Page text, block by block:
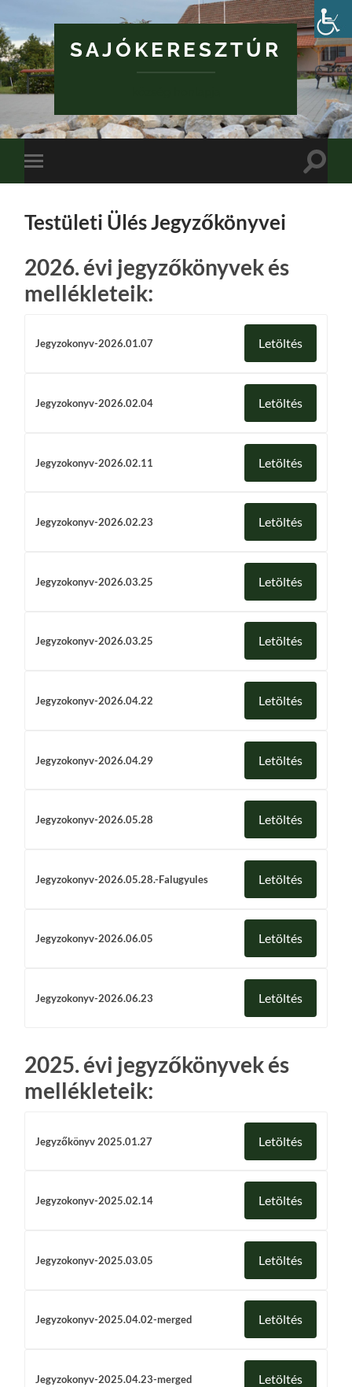
SAJÓKERESZTÚR
Toggle
mobile
Toggle
Testületi Ülés Jegyzőkönyvei
2026. évi jegyzőkönyvek és
mellékleteik:
Jegyzokonyv-2026.01.07 Letöltés
Jegyzokonyv-2026.02.04 Letöltés
Jegyzokonyv-2026.02.11 Letöltés
Jegyzokonyv-2026.02.23 Letöltés
Jegyzokonyv-2026.03.25 Letöltés
Jegyzokonyv-2026.03.25 Letöltés
Jegyzokonyv-2026.04.22 Letöltés
Jegyzokonyv-2026.04.29 Letöltés
Jegyzokonyv-2026.05.28 Letöltés
Jegyzokonyv-2026.05.28.-Falugyules Letöltés
Jegyzokonyv-2026.06.05 Letöltés
Jegyzokonyv-2026.06.23 Letöltés
2025. évi jegyzőkönyvek és
mellékleteik:
Jegyzőkönyv 2025.01.27 Letöltés
Jegyzokonyv-2025.02.14 Letöltés
Jegyzokonyv-2025.03.05 Letöltés
Jegyzokonyv-2025.04.02-merged Letöltés
Jegyzokonyv-2025.04.23-merged Letöltés